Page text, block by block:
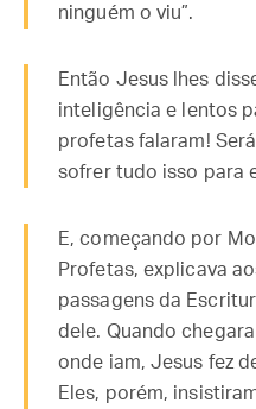
ninguém o viu”.
Então Jesus lhes
inteligência e lentos
profetas falaram!
sofrer tudo isso para
E, começando por
Profetas, explicava
passagens da
dele. Quando
onde iam, Jesus fez
Eles, porém,